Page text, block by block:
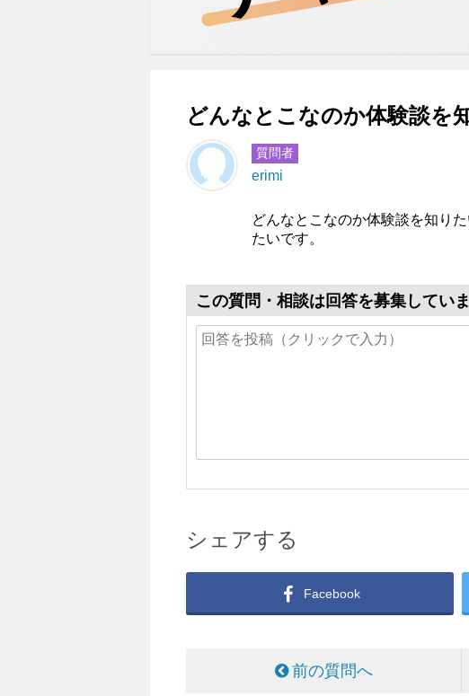
どんなとこなのか体験談を
質問者
erimi
どんなとこなのか体験談を知り
たいです。
この質問・相談は回答を募集してい
シェアする
Facebook
前の質問へ